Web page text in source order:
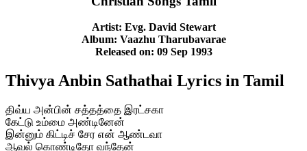
Artist: Evg. David Stewart
Album: Vaazhu Tharubavarae
Released on: 09 Sep 1993
Thivya Anbin Sathathai Lyrics in Tamil
திவ்ய அன்பின் சத்தத்தை இரட்சகா
கேட்டு உம்மை அண்டினேன்
இன்னும் கிட்டிச் சேர என் ஆண்டவா
ஆவல் கொண்டிதோ வந்தேன்